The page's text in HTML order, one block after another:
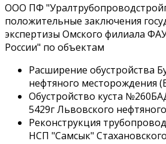
ООО ПФ
положительные заключения
экспертизы Омского филиала
России" по объектам
Расширение обустройства
нефтяного месторождения
Обустройство куста
5429г Львовского
Реконструкция
НСП "Самсык"